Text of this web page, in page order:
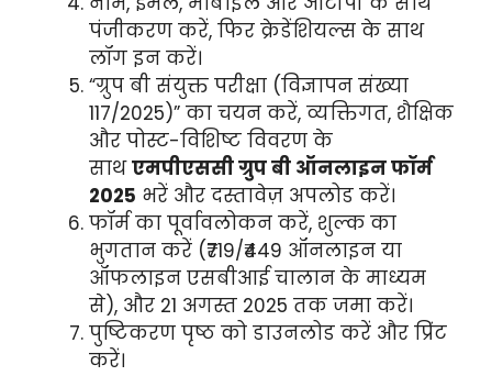
पंजीकरण करें, फिर क्रेडेंशियल्स के साथ
लॉग इन करें।
“ग्रुप बी संयुक्त परीक्षा (विज्ञापन संख्या
117/2025)” का चयन करें, व्यक्तिगत, शैक्षिक
और पोस्ट-विशिष्ट विवरण के
साथएमपीएससी ग्रुप बी ऑनलाइन फॉर्म
2025 भरें और दस्तावेज़ अपलोड करें।
फॉर्म का पूर्वावलोकन करें, शुल्क का
भुगतान करें (₹719/₹449 ऑनलाइन या
ऑफलाइन एसबीआई चालान के माध्यम
से), और 21 अगस्त 2025 तक जमा करें।
पुष्टिकरण पृष्ठ को डाउनलोड करें और प्रिंट
करें।